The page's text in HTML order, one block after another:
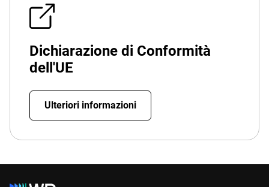
Dichiarazione di Conformità
dell'UE
Ulteriori informazioni